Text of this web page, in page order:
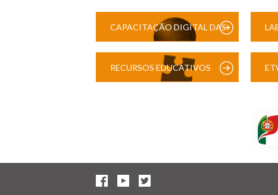
CAPACITAÇÃO DIGITAL DAS
RECURSOS EDUCATIVOS